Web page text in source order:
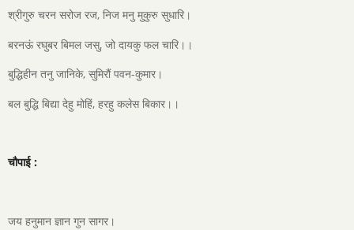
श्रीगुरु चरन सरोज रज, निज मनु मुकुरु सुधारि।
बरनऊं रघुबर बिमल जसु, जो दायकु फल चारि।।
बुद्धिहीन तनु जानिके, सुमिरौं पवन-कुमार।
बल बुद्धि बिद्या देहु मोहिं, हरहु कलेस बिकार।।
चौपाई :
जय हनुमान ज्ञान गुन सागर।